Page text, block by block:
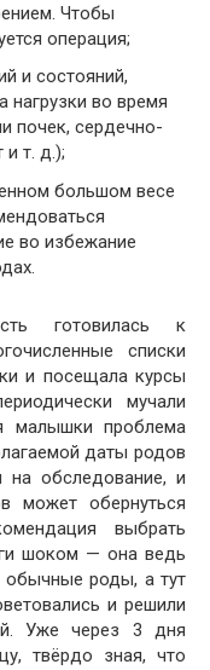
Чтобы
операция;
и состояний,
нагрузки во время
почек, сердечно-
т. д.);
большом весе
во избежание
готовилась к
списки
и посещала курсы
мучали
малышки проблема
даты родов
на обследование, и
может обернуться
выбрать
шоком — она ведь
обычные роды, а тут
и решили
Уже через 3 дня
твёрдо зная, что